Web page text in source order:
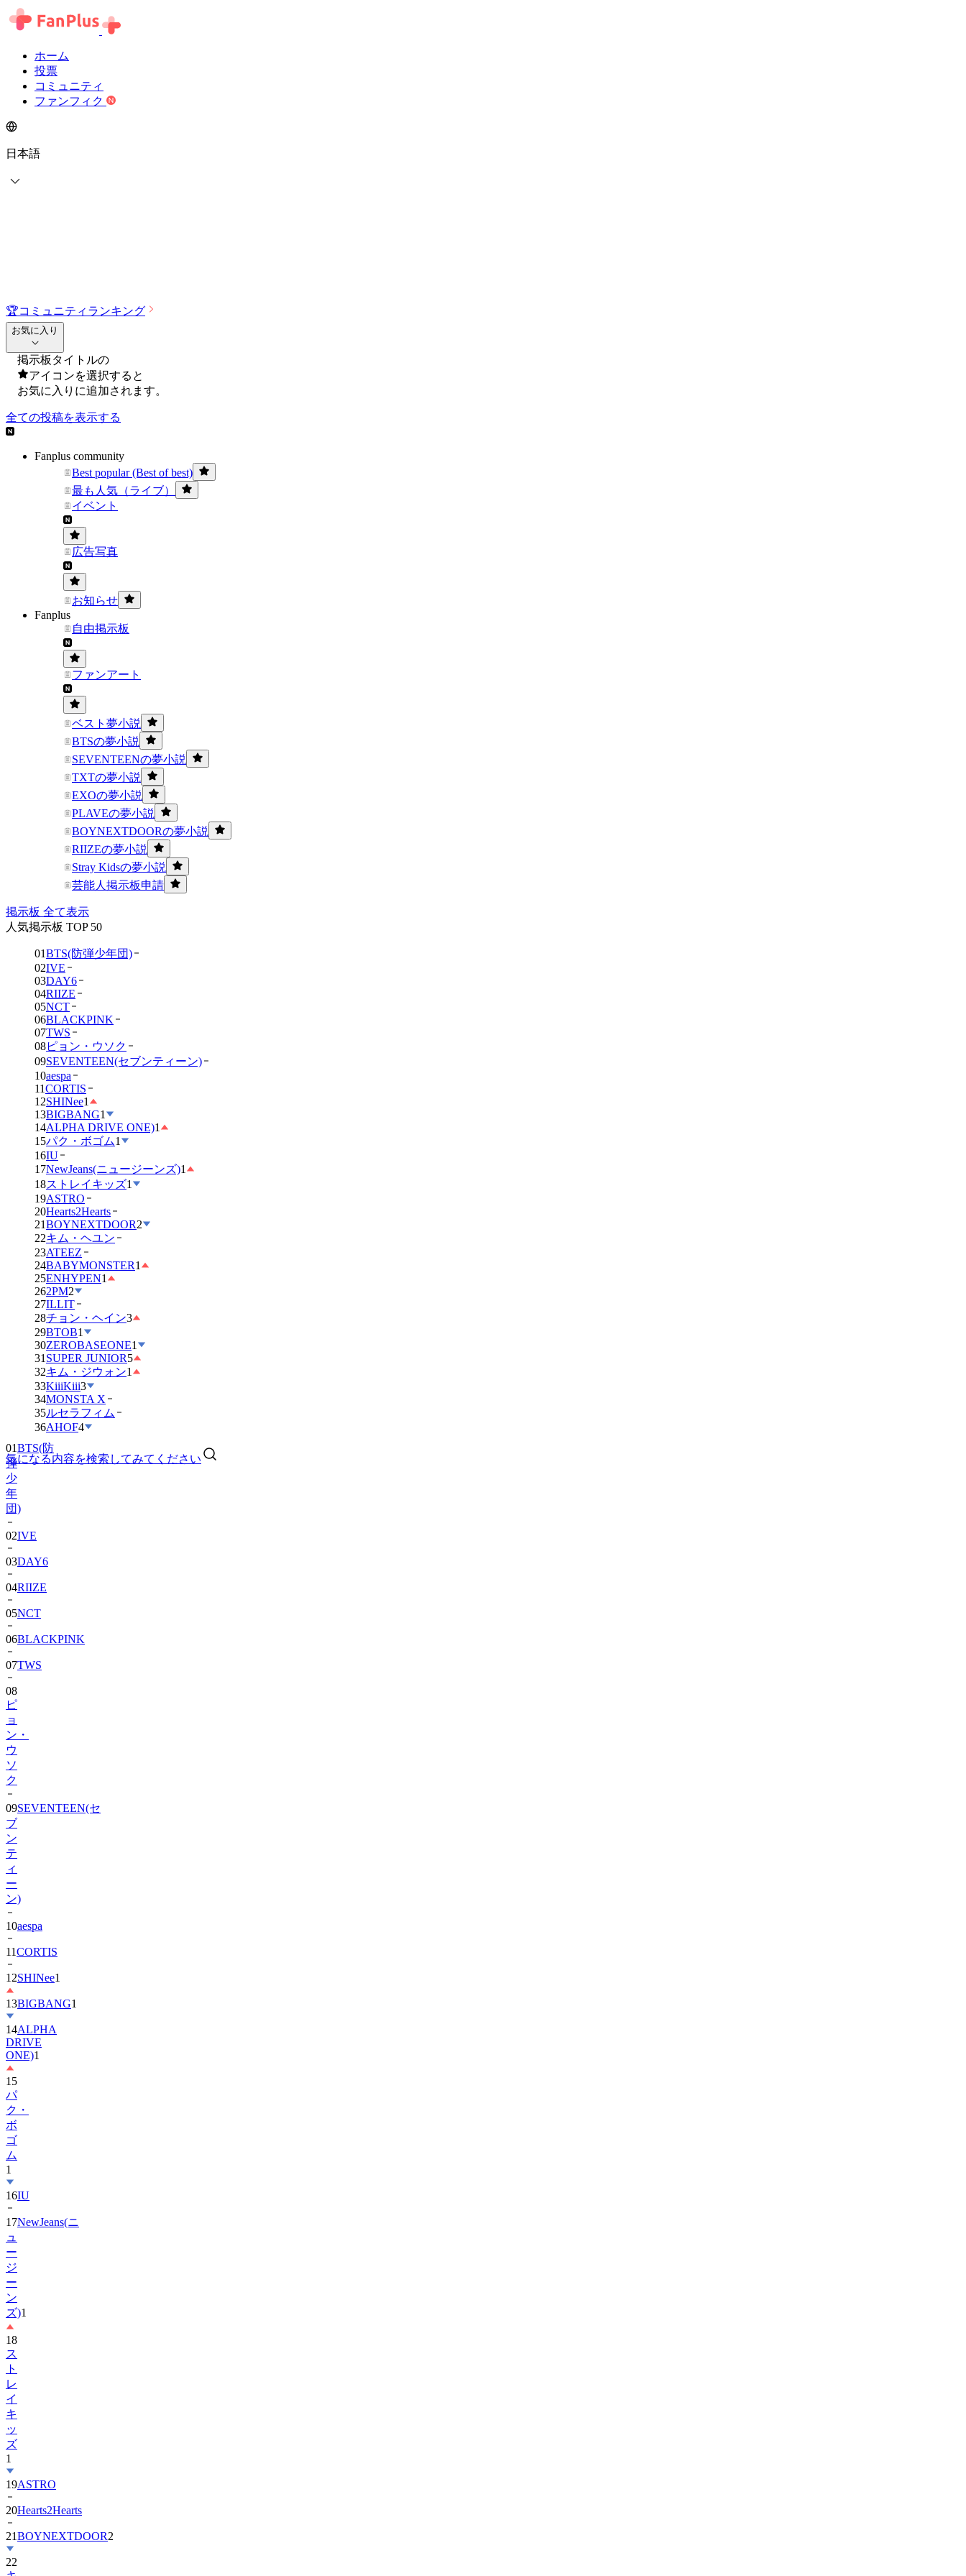
ホーム
投票
コミュニティ
ファンフィク
日本語
🏆コミュニティランキング
お気に入り
掲示板タイトルの
アイコンを選択すると
お気に入りに追加されます。
全ての投稿を表示する
Fanplus community
Best popular (Best of best)
最も人気（ライブ）
イベント
広告写真
お知らせ
Fanplus
自由掲示板
ファンアート
ベスト夢小説
BTSの夢小説
SEVENTEENの夢小説
TXTの夢小説
EXOの夢小説
PLAVEの夢小説
BOYNEXTDOORの夢小説
RIIZEの夢小説
Stray Kidsの夢小説
芸能人掲示板申請
掲示板 全て表示
人気掲示板 TOP 50
01BTS(防弾少年団)
02IVE
03DAY6
04RIIZE
05NCT
06BLACKPINK
07TWS
08ピョン・ウソク
09SEVENTEEN(セブンティーン)
10aespa
11CORTIS
12SHINee1
13BIGBANG1
14ALPHA DRIVE ONE)1
15パク・ボゴム1
16IU
17NewJeans(ニュージーンズ)1
18ストレイキッズ1
19ASTRO
20Hearts2Hearts
21BOYNEXTDOOR2
22キム・ヘユン
23ATEEZ
24BABYMONSTER1
25ENHYPEN1
262PM2
27ILLIT
28チョン・ヘイン3
29BTOB1
30ZEROBASEONE1
31 SUPER JUNIOR5
32キム・ジウォン1
33KiiiKiii3
34MONSTA X
35ルセラフィム
36AHOF4
気になる内容を検索してみてください
BTS(防
少
年
団)
02 IVE
03DAY6
04RIIZE
05NCT
06BLACKPINK
07TWS
08
ピ
ョ
ン・
ウ
ソ
ク
09
ブ
ン
テ
ィ
ー
ン)
10aespa
11CORTIS
12SHINee1
13BIGBANG
14ALPHA
DRIVE
ONE)1
15
パ
ク・
ボ
ゴ
ム
1
16
17NewJeans(ニ
ュ
ー
ジ
ー
ン
ズ)
18
ス
ト
レ
イ
キ
ッ
ズ
1
19
20Hearts2Hearts
21BOYNEXTDOOR
22
キ
ム・